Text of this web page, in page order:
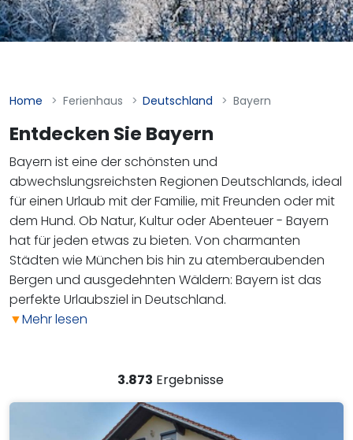
Home Ferienhaus Deutschland Bayern
Entdecken Sie Bayern
Bayern ist eine der schönsten und
abwechslungsreichsten Regionen Deutschlands, ideal
für einen Urlaub mit der Familie, mit Freunden oder mit
dem Hund. Ob Natur, Kultur oder Abenteuer - Bayern
hat für jeden etwas zu bieten. Von charmanten
Städten wie München bis hin zu atemberaubenden
Bergen und ausgedehnten Wäldern: Bayern ist das
perfekte Urlaubsziel in Deutschland.​​​​​​​
▼Mehr lesen
3.873 Ergebnisse